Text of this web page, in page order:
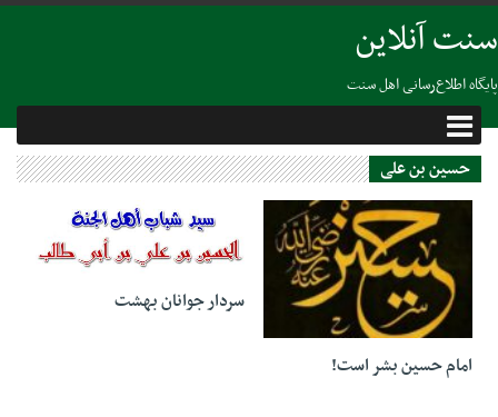
سنت آنلاین
پایگاه اطلاع‌رسانی اهل سنت
حسین بن علی
31 جولای 2023
امام حسین بشر است!
27 آگوست 2020
سردار جوانان بهشت